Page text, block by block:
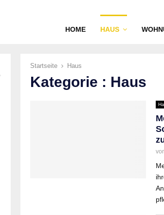
HOME HAUS
Startseite Haus
Kategorie : Haus